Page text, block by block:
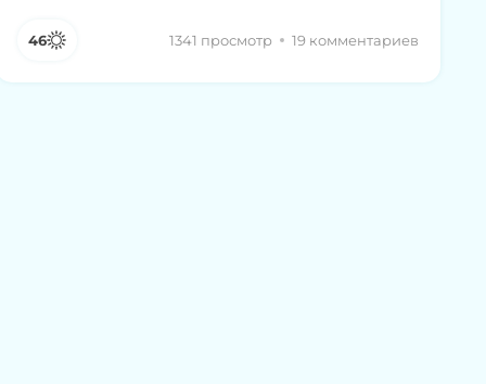
46 1341 просмотр 19 комментариев